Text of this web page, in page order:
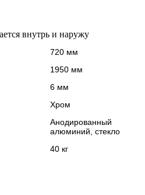
внутрь и наружу
720 мм
1950 мм
6 мм
Хром
Анодированный
алюминий, стекло
40 кг